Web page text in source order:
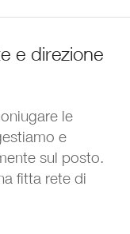
e direzione
le
e
sul posto.
fitta rete di